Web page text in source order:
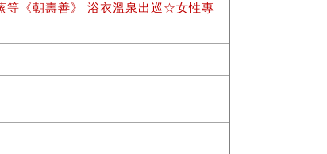
等《朝壽善》 浴衣溫泉出巡☆女性專